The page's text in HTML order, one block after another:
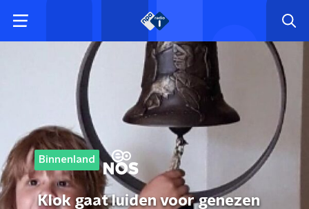
Binnenland
Klok gaat luiden voor genezen